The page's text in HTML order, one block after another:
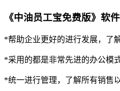
《中油员工宝免费版》软件
*帮助企业更好的进行发展，了
*采用的都是非常先进的办公模
*统一进行管理，了解所有销售